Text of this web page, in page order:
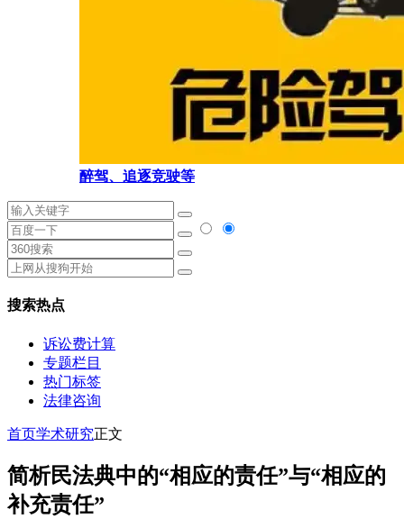
醉驾、追逐竞驶等
搜索热点
诉讼费计算
专题栏目
热门标签
法律咨询
首页学术研究正文
简析民法典中的“相应的责任”与“相应的
补充责任”